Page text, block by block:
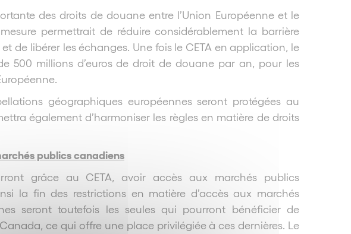
des droits de douane entre l’Union Européenne et le
permettrait de réduire considérablement la barrière
de libérer les échanges. Une fois le CETA en application, le
500 millions d’euros de droit de douane par an, pour les
géographiques européennes seront protégées au
également d’harmoniser les règles en matière de droits
publics canadiens
grâce au CETA, avoir accès aux marchés publics
la fin des restrictions en matière d’accès aux marchés
seront toutefois les seules qui pourront bénéficier de
ce qui offre une place privilégiée à ces dernières. Le